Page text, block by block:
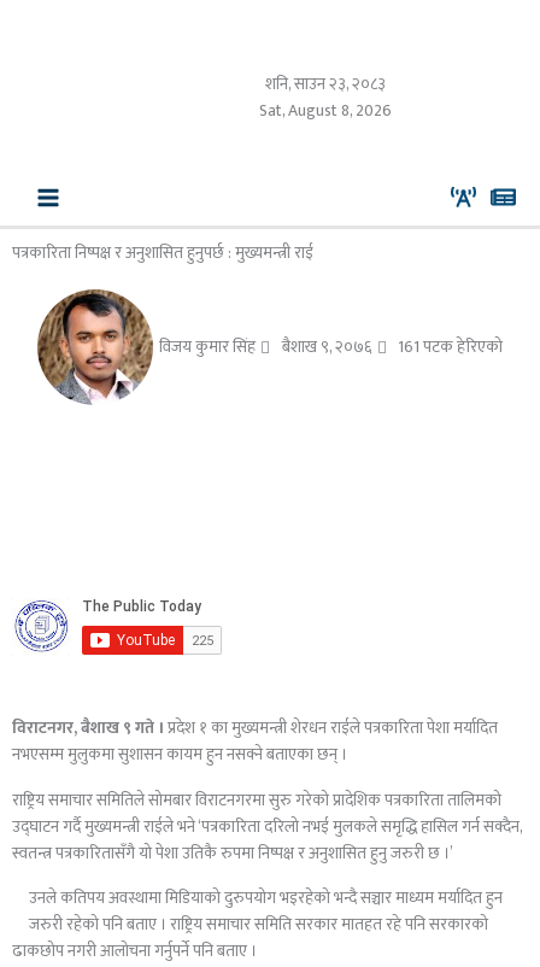
शनि, साउन २३, २०८३
Sat, August 8, 2026
पत्रकारिता निष्पक्ष र अनुशासित हुनुपर्छ : मुख्यमन्त्री राई
विजय कुमार सिंह बैशाख ९, २०७६ 161 पटक हेरिएको
विराटनगर, बैशाख ९ गते ।प्रदेश १ का मुख्यमन्त्री शेरधन राईले पत्रकारिता पेशा मर्यादित
नभएसम्म मुलुकमा सुशासन कायम हुन नसक्ने बताएका छन् ।
राष्ट्रिय समाचार समितिले सोमबार विराटनगरमा सुरु गरेको प्रादेशिक पत्रकारिता तालिमको
उद्घाटन गर्दै मुख्यमन्त्री राईले भने ‘पत्रकारिता दरिलो नभई मुलकले समृद्धि हासिल गर्न सक्दैन,
स्वतन्त्र पत्रकारितासँगै यो पेशा उतिकै रुपमा निष्पक्ष र अनुशासित हुनु जरुरी छ ।’
उनले कतिपय अवस्थामा मिडियाको दुरुपयोग भइरहेको भन्दै सञ्चार माध्यम मर्यादित हुन
जरुरी रहेको पनि बताए । राष्ट्रिय समाचार समिति सरकार मातहत रहे पनि सरकारको
ढाकछोप नगरी आलोचना गर्नुपर्ने पनि बताए ।